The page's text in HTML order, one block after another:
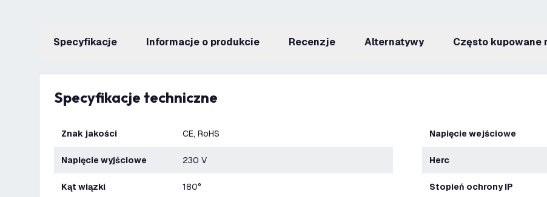
Specyfikacje informacje o produkcie recenzje Alternatywy Często kupowane
Specyfikacje techniczne
Znak jakości CE, RoHS
Napięcie wyjściowe 230 V
Kąt wiązki 180°
Napięcie wejściowe
Herc
Stopień ochrony IP